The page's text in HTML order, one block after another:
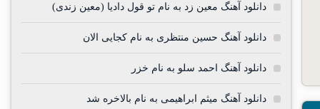
دانلود آهنگ معین زد به نام تو قول دادیا (معین زندی)
دانلود آهنگ حسین منتظری به نام کجایی الان
دانلود آهنگ احمد سلو به نام خزر
دانلود آهنگ میثم ابراهیمی به نام بالاخره شد